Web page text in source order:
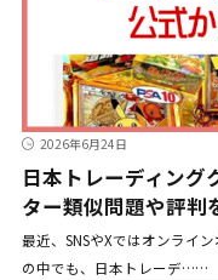
2026年6月24日
日本トレーディング
ター類似問題や評判
最近、SNSやXではオンライ
の中でも、日本トレーデ……